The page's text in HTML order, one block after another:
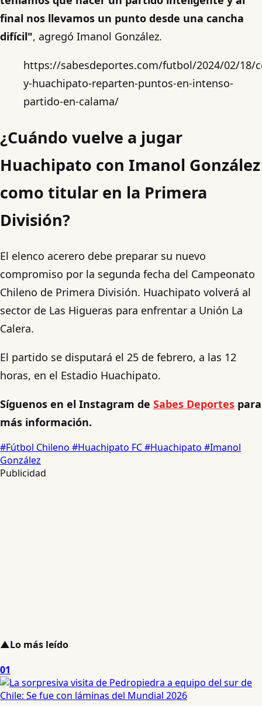
final nos llevamos un punto desde una cancha
difícil", agregó Imanol González.
https://sabesdeportes.com/futbol/2024/02/18/
y-huachipato-reparten-puntos-en-intenso-
partido-en-calama/
¿Cuándo vuelve a jugar
Huachipato con Imanol González
como titular en la Primera
División?
El elenco acerero debe preparar su nuevo
compromiso por la segunda fecha del Campeonato
Chileno de Primera División. Huachipato volverá al
sector de Las Higueras para enfrentar a Unión La
Calera.
El partido se disputará el 25 de febrero, a las 12
horas, en el Estadio Huachipato.
Síguenos en el Instagram de Sabes Deportes para
más información.
#Fútbol Chileno #Huachipato FC#Huachipato #Imanol
González
Publicidad
▲Lo más leído
01